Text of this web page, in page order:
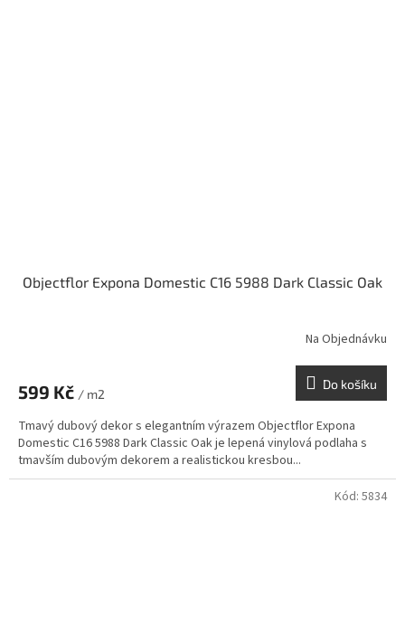
Objectflor Expona Domestic C16 5988 Dark Classic Oak
Na Objednávku
599 Kč / m2
Do košíku
Tmavý dubový dekor s elegantním výrazem Objectflor Expona
Domestic C16 5988 Dark Classic Oak je lepená vinylová podlaha s
tmavším dubovým dekorem a realistickou kresbou...
Kód: 5834